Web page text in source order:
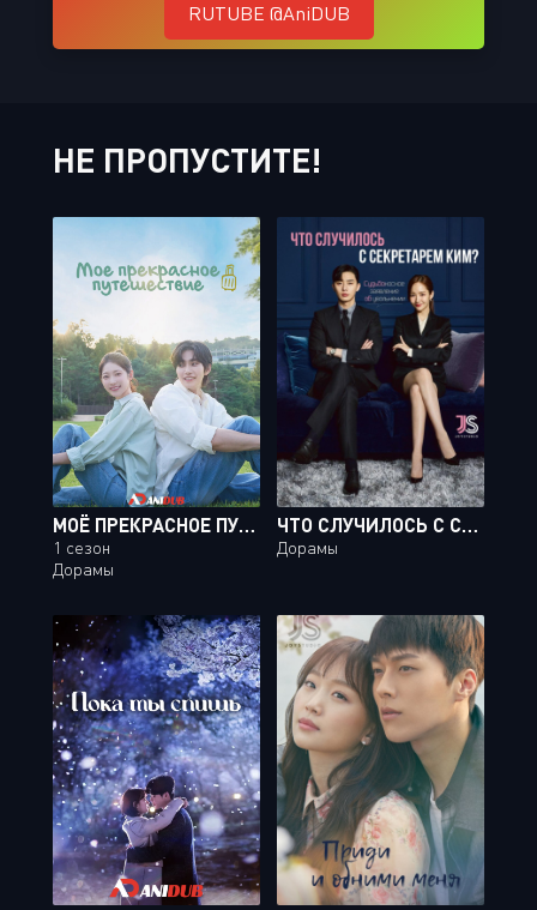
RUTUBE @AniDUB
НЕ ПРОПУСТИТЕ!
МОЁ ПРЕКРАСНОЕ ПУТЕШЕСТВИЕ
1 сезон
Дорамы
ЧТО СЛУЧИЛОСЬ С СЕКРЕТАРЁМ КИМ? / WHY SECRETARY KIM [16 ИЗ 16]
Дорамы